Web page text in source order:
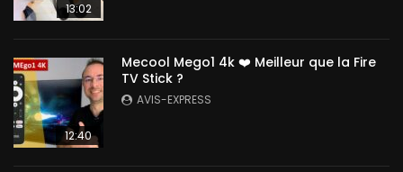
13:02
12:40
Mecool Mego1 4k ❤️ Meilleur que la Fire
TV Stick ?
AVIS-EXPRESS